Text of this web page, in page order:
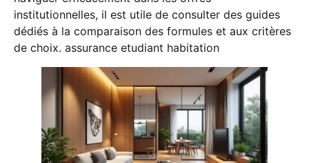
institutionnelles, il est utile de consulter des guides
dédiés à la comparaison des formules et aux critères
de choix. assurance etudiant habitation